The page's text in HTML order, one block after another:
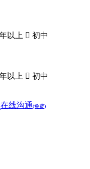
以上  初中
以上  初中
在线沟通(免费)